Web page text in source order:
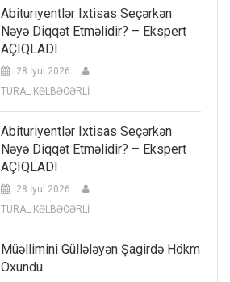
Abituriyentlər Ixtisas Seçərkən
Nəyə Diqqət Etməlidir? – Ekspert
AÇIQLADI
28 İyul 2026
TURAL KƏLBƏCƏRLİ
Abituriyentlər Ixtisas Seçərkən
Nəyə Diqqət Etməlidir? – Ekspert
AÇIQLADI
28 İyul 2026
TURAL KƏLBƏCƏRLİ
Müəllimini Güllələyən Şagirdə Hökm
Oxundu